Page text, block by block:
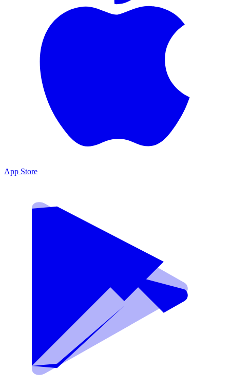
App Store